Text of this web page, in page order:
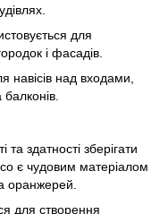
для
і фасадів.
навісів над входами,
та здатності зберігати
є чудовим матеріалом
оранжерей.
для створення